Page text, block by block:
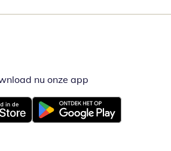
nu onze app
venster
Opent in nieuw venster